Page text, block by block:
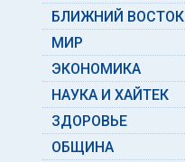
БЛИЖНИЙ ВОСТОК
МИР
ЭКОНОМИКА
НАУКА И ХАЙТЕК
ЗДОРОВЬЕ
ОБЩИНА